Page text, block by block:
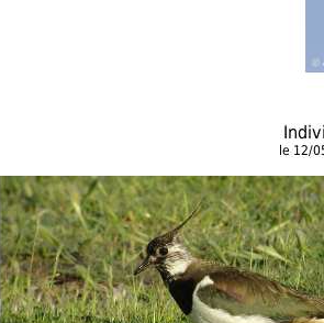
le 12/